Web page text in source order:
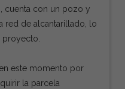
cuenta con un pozo y
red de alcantarillado, lo
proyecto.
este momento por
la parcela